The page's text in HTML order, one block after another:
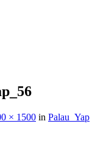
× 1500 in Palau_Yap